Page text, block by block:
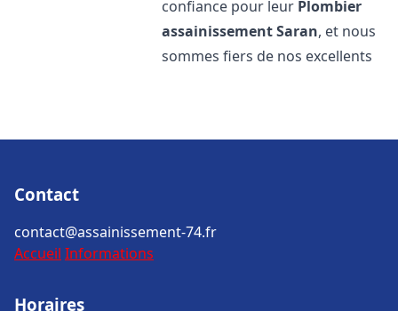
confiance pour leur Plombier
assainissementSaran, et nous
sommes fiers de nos excellents
Contact
contact@assainissement-74.fr
Accueil Informations
Horaires